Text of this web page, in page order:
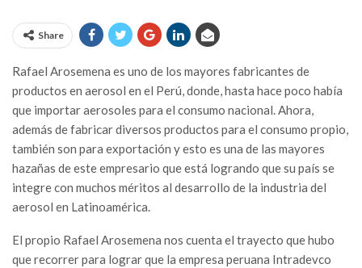
Share
Rafael Arosemena es uno de los mayores fabricantes de
productos en aerosol en el Perú, donde, hasta hace poco había
que importar aerosoles para el consumo nacional. Ahora,
además de fabricar diversos productos para el consumo propio,
también son para exportación y esto es una de las mayores
hazañas de este empresario que está logrando que su país se
integre con muchos méritos al desarrollo de la industria del
aerosol en Latinoamérica.
El propio Rafael Arosemena nos cuenta el trayecto que hubo
que recorrer para lograr que la empresa peruana Intradevco